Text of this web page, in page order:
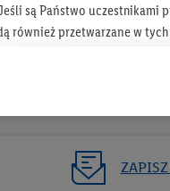
są Państwo uczestnikami
również przetwarzane w
jako niezależny
opiera się na generowaniu
płci - a także
przechowywanie lub